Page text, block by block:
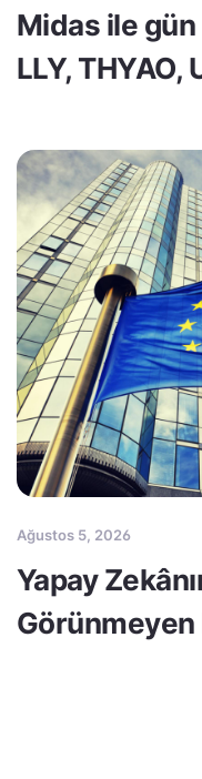
Midas ile gün
LLY, THYAO,
Ağustos 5, 2026
Yapay
Görünmeyen